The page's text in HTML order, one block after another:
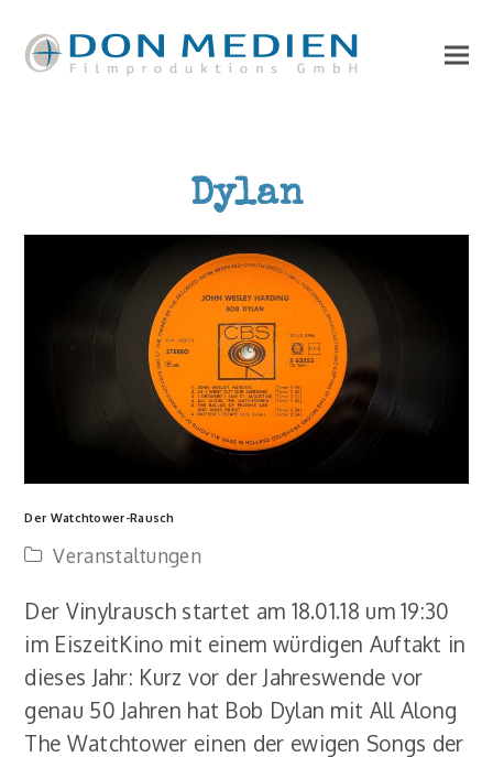
Dylan
Der Watchtower-Rausch
Veranstaltungen
Der Vinylrausch startet am 18.01.18 um 19:30
im EiszeitKino mit einem würdigen Auftakt in
dieses Jahr: Kurz vor der Jahreswende vor
genau 50 Jahren hat Bob Dylan mit All Along
The Watchtower einen der ewigen Songs der